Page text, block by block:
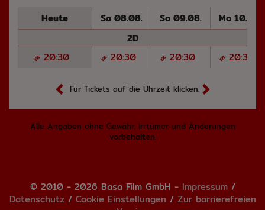
Heute Sa 08.08. So 09.08. Mo 10.08.
20:30 20:30 20:30 20:30
2D
Für Tickets auf die Uhrzeit klicken.
Alle Angaben ohne Gewähr. Irrtümer und Änderungen
vorbehalten.
© 2010 - 2026 Basa Film GmbH - Impressum/
Datenschutz/ Cookie Einstellungen / Zur barrierefreien